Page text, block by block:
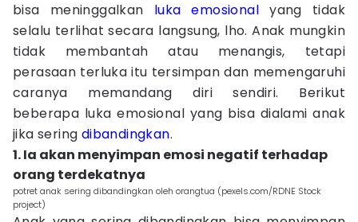
bisa meninggalkan luka emosional yang tidak
selalu terlihat secara langsung, lho. Anak mungkin
tidak membantah atau menangis, tetapi
perasaan terluka itu tersimpan dan memengaruhi
caranya memandang diri sendiri. Berikut
beberapa luka emosional yang bisa dialami anak
jika sering dibandingkan.
1. Ia akan menyimpan emosi negatif terhadap
orang terdekatnya
potret anak sering dibandingkan oleh orangtua (pexels.com/RDNE Stock
project)